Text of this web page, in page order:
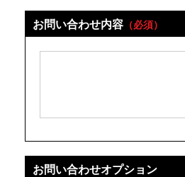
お問い合わせ内容 （必須）
お問い合わせオプション